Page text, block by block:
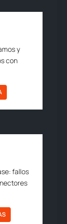
y
con
fallos